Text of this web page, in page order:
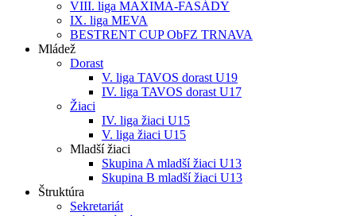
VIII. liga MAXIMA-FASÁDY
IX. liga MEVA
BESTRENT CUP ObFZ TRNAVA
Mládež
Dorast
V. liga TAVOS dorast U19
IV. liga TAVOS dorast U17
Žiaci
IV. liga žiaci U15
V. liga žiaci U15
Mladší žiaci
Skupina A mladší žiaci U13
Skupina B mladší žiaci U13
Štruktúra
Sekretariát